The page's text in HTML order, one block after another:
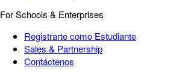
For Schools & Enterprises
Registrarte como Estudiante
Sales & Partnership
Contáctenos